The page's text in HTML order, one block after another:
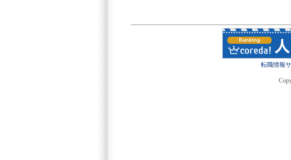
転職情報